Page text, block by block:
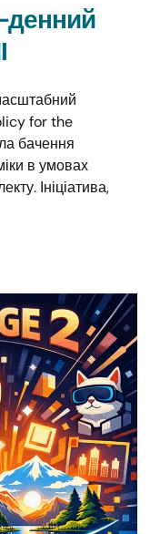
денний
for the
бачення
в умовах
Ініціатива,